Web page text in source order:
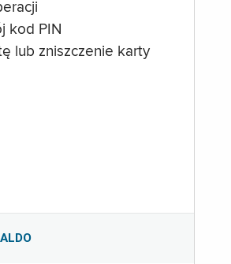
kod PIN
lub zniszczenie karty